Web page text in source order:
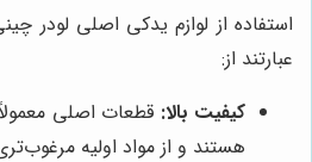
استفاده از لوازم یدکی اصلی لودر
عبارتند از:
کیفیت بالا: قطعات اصلی معمولاً
هستند و از مواد اولیه